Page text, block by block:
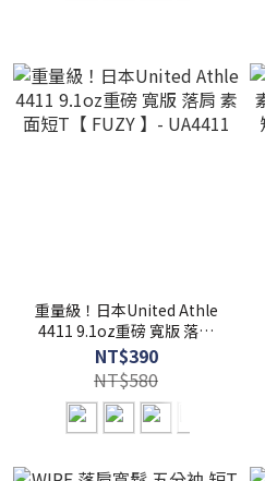
重量級！日本United Athle
4411 9.1oz重磅 寬版 落肩
素面短T【 FUZY 】-
UA4411
NT$390
NT$580